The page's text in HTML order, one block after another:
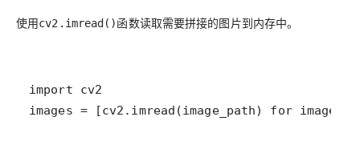
使用cv2.imread()函数读取需要拼接的图片到内存中。
images = [cv2.imread(image_path) for